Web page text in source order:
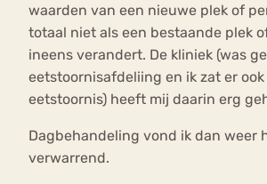
waarden van een nieuwe plek of
totaal niet als een bestaande plek
ineens verandert. De kliniek (was
eetstoornisafdeliing en ik zat er
eetstoornis) heeft mij daarin erg
Dagbehandeling vond ik dan weer
verwarrend.